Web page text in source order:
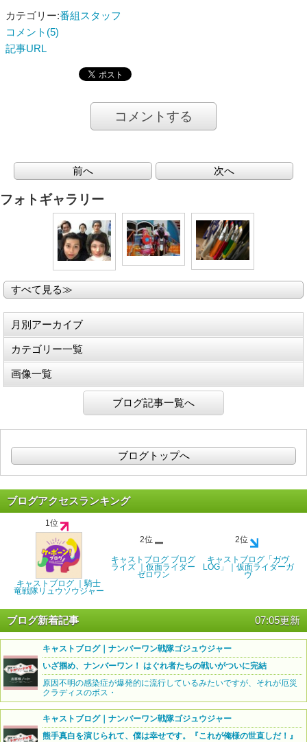
カテゴリー:番組スタッフ
コメント(5)
記事URL
コメントする
前へ 次へ
フォトギャラリー
すべて見る≫
月別アーカイブ
カテゴリー一覧
画像一覧
ブログ記事一覧へ
ブログトップへ
ブログアクセスランキング
1位
キャストブログ ｜騎士
竜戦隊リュウソウジャー
2位
キャストブログ ブログ
ライズ ｜仮面ライダー
ゼロワン
2位
キャストブログ「ガヴ
LOG」｜仮面ライダーガ
ヴ
ブログ新着記事 07:05更新
キャストブログ｜ナンバーワン戦隊ゴジュウジャー
いざ掴め、ナンバーワン！ はぐれ者たちの戦いがついに完結
原因不明の感染症が爆発的に流行しているみたいですが、それが厄災
クラディスのボス・
キャストブログ｜ナンバーワン戦隊ゴジュウジャー
熊手真白を演じられて、僕は幸せです。『これが俺様の世直しだ！』